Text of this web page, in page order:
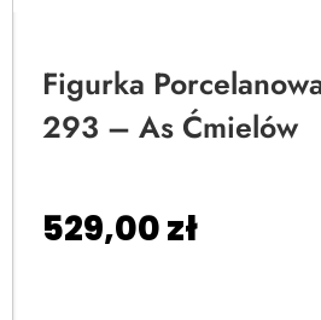
Figurka
293 – As Ćmielów
529,00zł